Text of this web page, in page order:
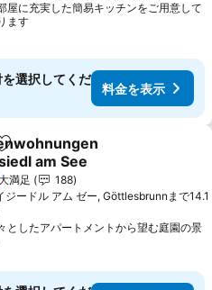
屋に充実した簡易キッチンをご用意して
ます
選択してくだ
料金を表示
お気に入りに追加
am See
表示
大満足
188
ジードル アム ゼー, Göttlesbrunnまで14.1
としたアパートメントから望む庭園の景